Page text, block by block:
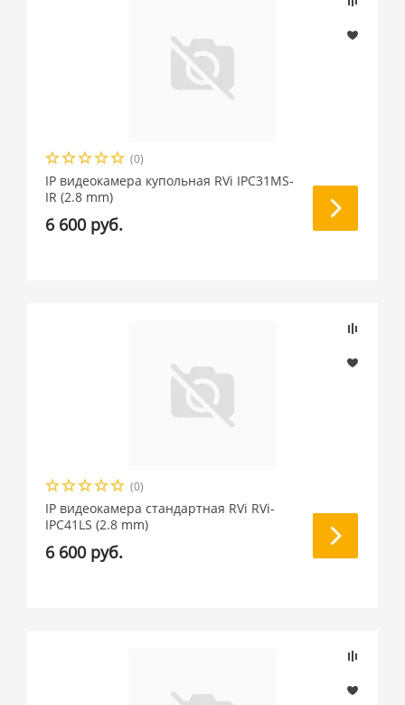
(0)
IP видеокамера купольная RVi IPC31MS-
IR (2.8 mm)
6 600 руб.
(0)
IP видеокамера стандартная RVi RVi-
IPC41LS (2.8 mm)
6 600 руб.